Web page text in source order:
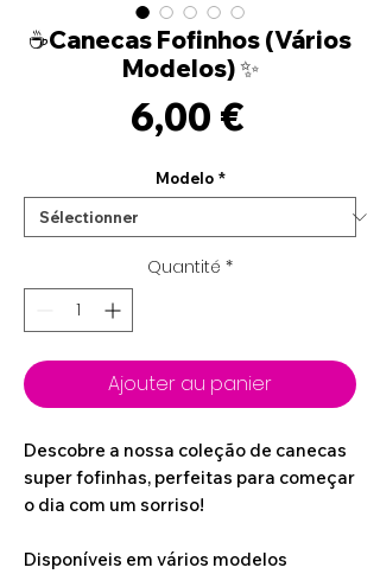
☕Canecas Fofinhos (Vários
Modelos) ✨
6,00 €Prix
Modelo *
Quantité *
Ajouter au panier
Descobre a nossa coleção de canecas
super fofinhas, perfeitas para começar
o dia com um sorriso!
Disponíveis em vários modelos